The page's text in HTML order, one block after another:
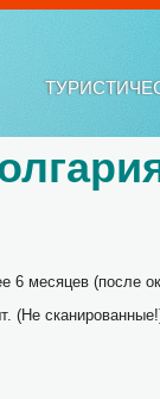
6 месяцев (после
(Не